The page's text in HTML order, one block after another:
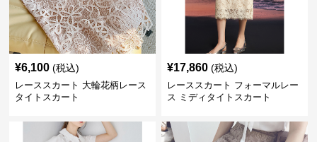
¥6,100 (税込)
レーススカート 大輪花柄レース
タイトスカート
¥17,860 (税込)
レーススカート フォーマルレー
ス ミディタイトスカート